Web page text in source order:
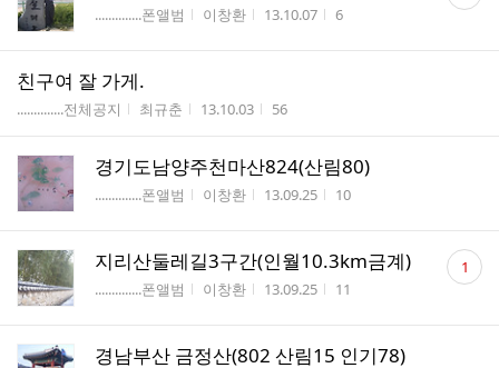
게시판명
..............폰앨범 작성자
이창환 작성시간
13.10.07 조회수
6
친구여 잘 가게.
게시판명
..............전체공지 작성자
최규춘 작성시간
13.10.03 조회수
56
경기도남양주천마산824(산림80)
게시판명
..............폰앨범 작성자
이창환 작성시간
13.09.25 조회수
10
지리산둘레길3구간(인월10.3km금계)
게시판명
..............폰앨범 작성자
이창환 작성시간
13.09.25 조회수
11
댓
글 1
경남부산 금정산(802 산림15 인기78)